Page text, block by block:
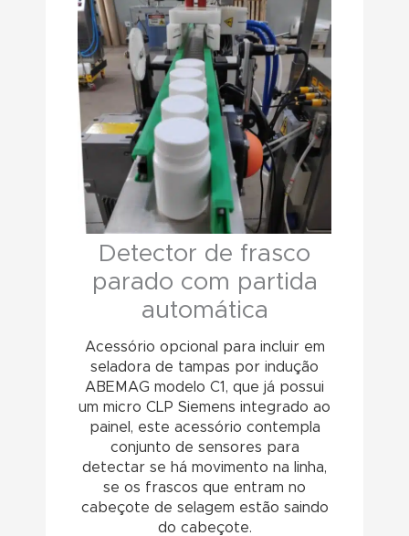
Detector de frasco
parado com partida
automática
Acessório opcional para incluir em
seladora de tampas por indução
ABEMAG modelo C1, que já possui
um micro CLP Siemens integrado ao
painel, este acessório contempla
conjunto de sensores para
detectar se há movimento na linha,
se os frascos que entram no
cabeçote de selagem estão saindo
do cabeçote.